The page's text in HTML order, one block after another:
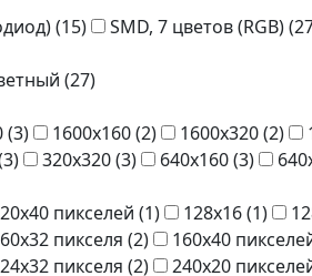
(15) SMD, 7 цветов (RGB) (
(27)
(3) 1600x160 (2) 1600x320 (2)
3) 320x320 (3) 640x160 (3)
пикселей (1) 128x16 (1)
пикселя (2) 160x40
пикселя (2) 240x20